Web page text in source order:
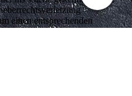
einen entsprechenden
Rechtsverletzungen werden